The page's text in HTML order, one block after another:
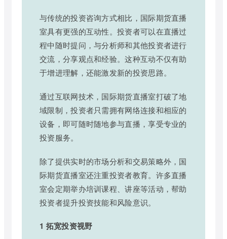
与传统的投资咨询方式相比，国际期货直播
室具有更强的互动性。投资者可以在直播过
程中随时提问，与分析师和其他投资者进行
交流，分享观点和经验。这种互动不仅有助
于增进理解，还能激发新的投资思路。
通过互联网技术，国际期货直播室打破了地
域限制，投资者只需拥有网络连接和相应的
设备，即可随时随地参与直播，享受专业的
投资服务。
除了提供实时的市场分析和交易策略外，国
际期货直播室还注重投资者教育。许多直播
室会定期举办培训课程、讲座等活动，帮助
投资者提升投资技能和风险意识。
1 拓宽投资视野